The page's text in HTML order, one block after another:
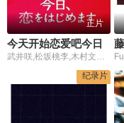
正片
今天开始恋爱吧今日
武井咲,松坂桃李,木村文乃,山崎贤人,新川优爱,高梨临,青柳翔,长谷川初范
纪录片